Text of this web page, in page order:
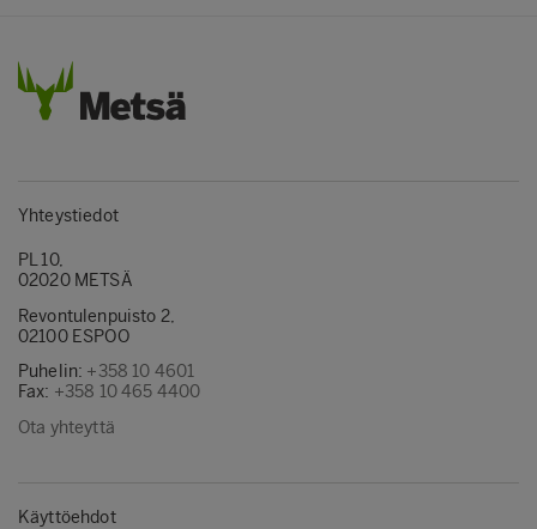
Yhteystiedot
PL 10,
02020 METSÄ
Revontulenpuisto 2,
02100 ESPOO
Puhelin: +358 10 4601
Fax: +358 10 465 4400
Ota yhteyttä
Käyttöehdot